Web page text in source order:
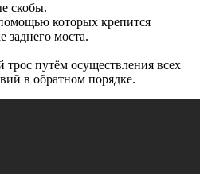
скобы.
которых крепится
заднего моста.
трос путём осуществления всех
в обратном порядке.